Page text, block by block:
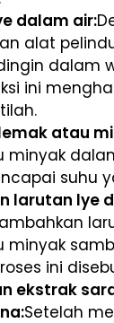
dalam air:
alat
dalam
ini
atau
minyak
suhu
larutan lye
minyak
ini
ekstrak
Setelah